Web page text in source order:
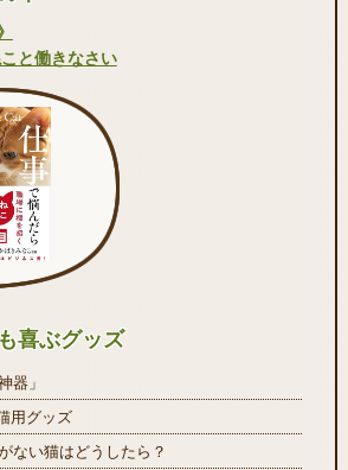
と働きなさい
喜ぶグッズ
器」
用グッズ
ない猫はどうしたら？